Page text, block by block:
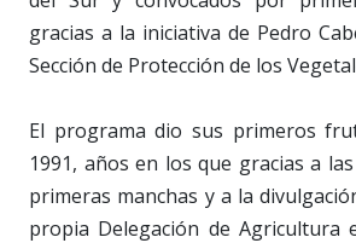
gracias a la iniciativa de Pedro
Sección de Protección de los
El programa dio sus primeros
1991, años en los que gracias a
primeras manchas y a la
propia Delegación de Agricultura